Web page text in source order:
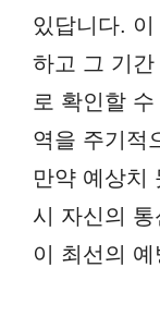
있답니다.
하고 그 기
로 확인할
역을 주기적
만약 예상치
시 자신의
이 최선의